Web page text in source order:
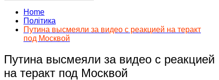
Home
Політика
Путина высмеяли за видео с реакцией на теракт
под Москвой
Путина высмеяли за видео с реакцией
на теракт под Москвой